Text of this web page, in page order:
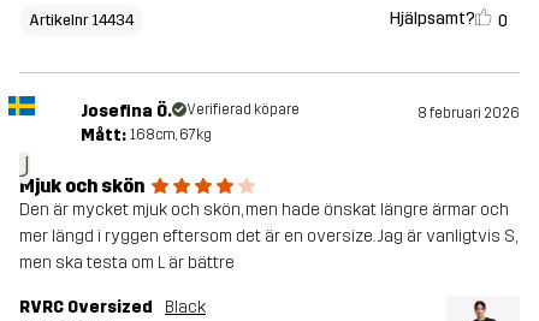
Artikelnr 14434 Hjälpsamt? 0
J
Josefina Ö. Verifierad köpare 8 februari 2026
Mått: 168cm, 67kg
Mjuk och skön
Den är mycket mjuk och skön, men hade önskat längre ärmar och
mer längd i ryggen eftersom det är en oversize. Jag är vanligtvis S,
men ska testa om L är bättre
RVRC Oversized
Black